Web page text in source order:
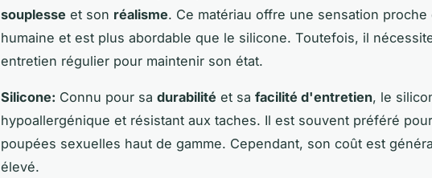
souplesse et son réalisme. Ce matériau offre une sensation proche
humaine et est plus abordable que le silicone. Toutefois, il
entretien régulier pour maintenir son état.
Silicone: Connu pour sa durabilité et sa facilité d'entretien, le
hypoallergénique et résistant aux taches. Il est souvent préféré
poupées sexuelles haut de gamme. Cependant, son coût est
élevé.